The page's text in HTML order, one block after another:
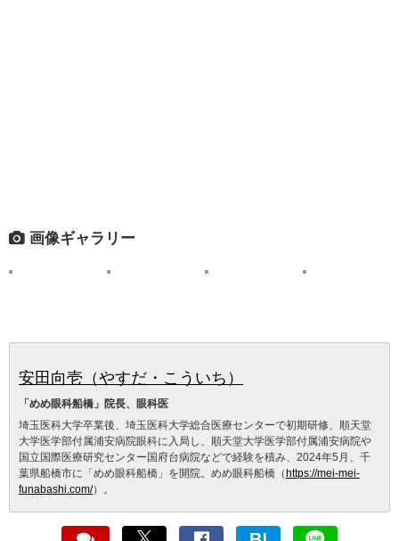
画像ギャラリー
安田向壱（やすだ・こういち）
「めめ眼科船橋」院長、眼科医
埼玉医科大学卒業後、埼玉医科大学総合医療センターで初期研修、順天堂
大学医学部付属浦安病院眼科に入局し、順天堂大学医学部付属浦安病院や
国立国際医療研究センター国府台病院などで経験を積み、2024年5月、千
葉県船橋市に「めめ眼科船橋」を開院。めめ眼科船橋（ https://mei-mei-
funabashi.com/）。